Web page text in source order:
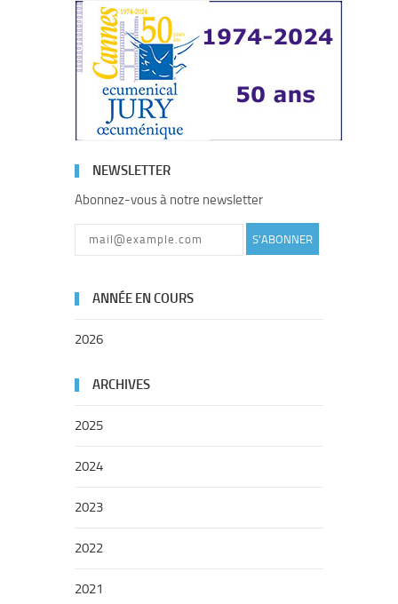
NEWSLETTER
Abonnez-vous à notre newsletter
S'ABONNER
ANNÉE EN COURS
2026
ARCHIVES
2025
2024
2023
2022
2021